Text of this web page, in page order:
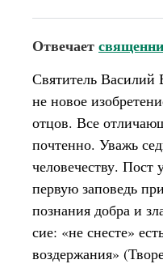
Отвечает
Святитель Василий
не новое
отцов. Все
почтенно. Уважь
человечеству.
первую заповедь
познания добра и
сие: «не снесте»
воздержания»